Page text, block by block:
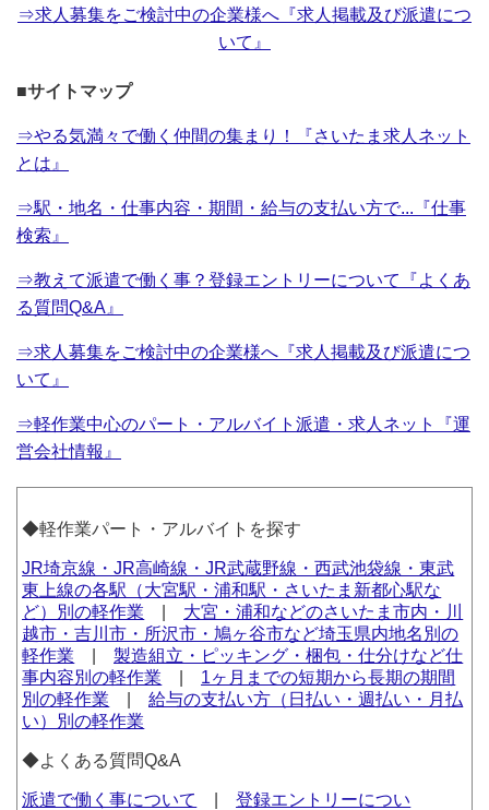
⇒求人募集をご検討中の企業様へ『求人掲載及び派遣につ
いて』
■サイトマップ
⇒やる気満々で働く仲間の集まり！『さいたま求人ネット
とは』
⇒駅・地名・仕事内容・期間・給与の支払い方で...『仕事
検索』
⇒教えて派遣で働く事？登録エントリーについて『よくあ
る質問Q&A』
⇒求人募集をご検討中の企業様へ『求人掲載及び派遣につ
いて』
⇒軽作業中心のパート・アルバイト派遣・求人ネット『運
営会社情報』
◆軽作業パート・アルバイトを探す
JR埼京線・JR高崎線・JR武蔵野線・西武池袋線・東武
東上線の各駅（大宮駅・浦和駅・さいたま新都心駅な
ど）別の軽作業
大宮・浦和などのさいたま市内・川
越市・吉川市・所沢市・鳩ヶ谷市など埼玉県内地名別の
軽作業 |製造組立・ピッキング・梱包・仕分けなど仕
事内容別の軽作業
1ヶ月までの短期から長期の期間
別の軽作業 |給与の支払い方（日払い・週払い・月払
い）別の軽作業
◆よくある質問Q&A
派遣で働く事について |登録エントリーについ